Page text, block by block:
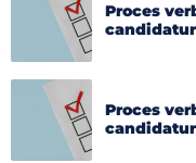
Proces
Proces